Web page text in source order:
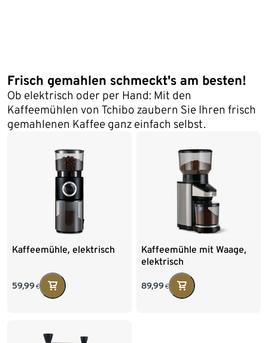
Frisch gemahlen schmeckt's am besten!
Ob elektrisch oder per Hand: Mit den
Kaffeemühlen von Tchibo zaubern Sie Ihren frisch
gemahlenen Kaffee ganz einfach selbst.
Kaffeemühle, elektrisch
59,99 €
Kaffeemühle mit Waage,
elektrisch
89,99 €